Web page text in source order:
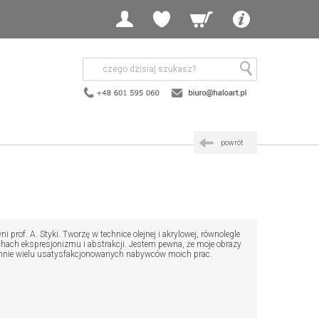
powrót
prof. A. Styki. Tworzę w technice olejnej i akrylowej, równolegle
ekspresjonizmu i abstrakcji. Jestem pewna, że moje obrazy
wielu usatysfakcjonowanych nabywców moich prac.